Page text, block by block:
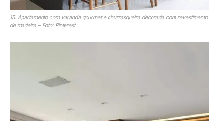
15. Apartamento com varanda gourmet e churrasqueira decorada com revestimento
de madeira – Foto: Pinterest